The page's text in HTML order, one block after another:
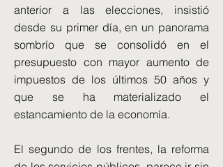
anterior a las elecciones, insistió
desde su primer día, en un panorama
sombrío que se consolidó en el
presupuesto con mayor aumento de
impuestos de los últimos 50 años y
que se ha materializado el
estancamiento de la economía.
El segundo de los frentes, la reforma